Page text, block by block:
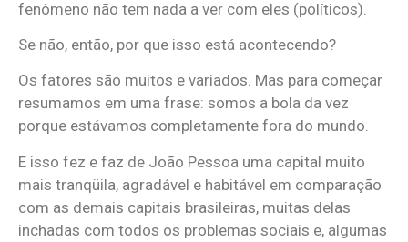
fenômeno não tem nada a ver com eles (políticos).
Se não, então, por que isso está acontecendo?
Os fatores são muitos e variados. Mas para começar
resumamos em uma frase: somos a bola da vez
porque estávamos completamente fora do mundo.
E isso fez e faz de João Pessoa uma capital muito
mais tranqüila, agradável e habitável em comparação
com as demais capitais brasileiras, muitas delas
inchadas com todos os problemas sociais e, algumas